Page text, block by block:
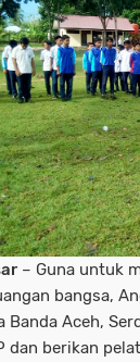
– Guna untuk
bangsa,
Banda Aceh,
dan berikan